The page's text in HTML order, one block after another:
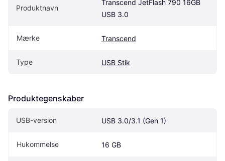
Produktnavn
Transcend JetFlash 790 16GB
USB 3.0
Mærke Transcend
Type USB Stik
Produktegenskaber
USB-version USB 3.0/3.1 (Gen 1)
Hukommelse 16 GB